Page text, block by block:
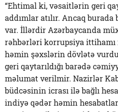
“Ehtimal ki, vəsaitlərin geri
addımlar atılır. Ancaq
var. İllərdir Azərbaycanda
rəhbərləri korrupsiya ittihamı
həmin şəxslərin dövlətə
geri qaytarıldığı barədə
məlumat verilmir. Nazirlər
büdcəsinin icrası ilə bağlı
indiyə qədər həmin